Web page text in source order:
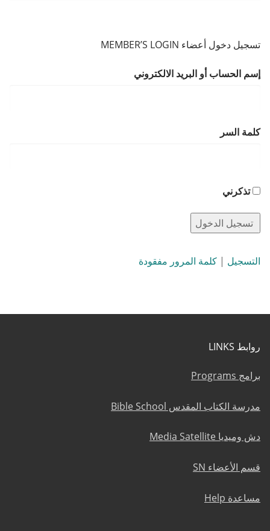
تسجيل دخول أعضاء MEMBER’S LOGIN
إسم الحساب أو البريد الالكتروني
كلمة السر
تذكرني
التسجيل | كلمة المرور مفقودة
روابط LINKS
برامج Programs
مدرسة الكتاب المقدس Bible School
دش وميديا Media Satellite
قسم الأعضاء SN
مساعدة Help